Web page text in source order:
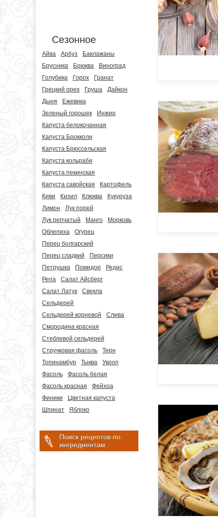
Сезонное
Айва Арбуз
Баклажаны
Брусника
Брюква
Виноград
Голубика
Горох
Гранат
Грецкий орех
Груша
Дайкон
Дыня
Ежевика
Зеленый горошек
Инжир
Капуста белокочанная
Капуста Брокколи
Капуста Брюссельская
Капуста кольраби
Капуста пекинская
Капуста савойская
Картофель
Киви
Кизил Клюква
Кукуруза
Лимон
Лук порей
Лук репчатый
Манго
Морковь
Облепиха
Огурец
Перец болгарский
Перец сладкий
Персики
Петрушка
Помидор
Редис
Репа
Салат Айсберг
Салат Латук
Свекла
Сельдерей
Сельдерей корневой
Слива
Смородина красная
Стеблевой сельдерей
Стручковая фасоль
Терн
Топинамбур
Тыква
Укроп
Фасоль
Фасоль белая
Фасоль красная
Фейхоа
Финики
Цветная капуста
Шпинат
Яблоко
Поиск рецептов по
ингредиентам